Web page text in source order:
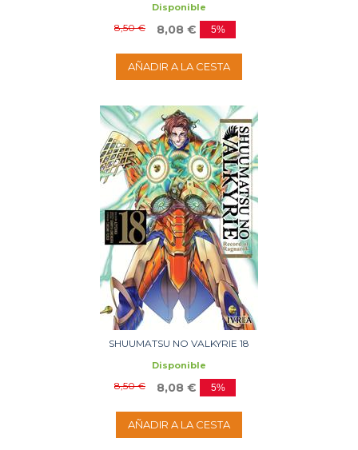
Disponible
8,50 € 8,08 € 5%
AÑADIR A LA CESTA
SHUUMATSU NO VALKYRIE 18
Disponible
8,50 € 8,08 € 5%
AÑADIR A LA CESTA